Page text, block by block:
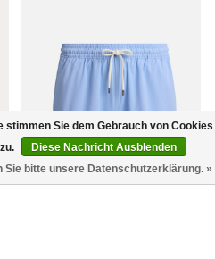
stimmen Sie dem Gebrauch von Cookies
Diese Nachricht Ausblenden
Sie bitte unsere Datenschutzerklärung. »